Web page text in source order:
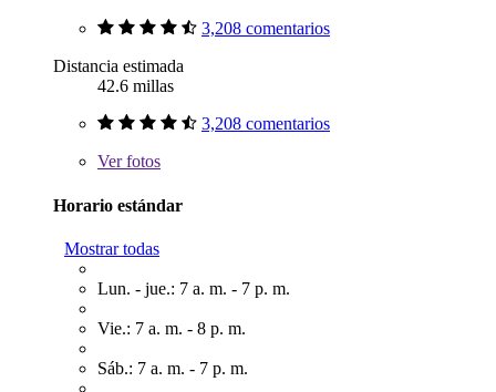
3,208 comentarios
Distancia estimada
42.6 millas
3,208 comentarios
Verfotos
Horario estándar
Mostrar todas
Lun. - jue.: 7 a. m. - 7 p. m.
Vie.: 7 a. m. - 8 p. m.
Sáb.: 7 a. m. - 7 p. m.